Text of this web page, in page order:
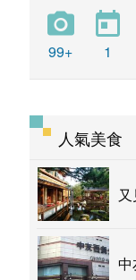
99+ 1
人氣美食